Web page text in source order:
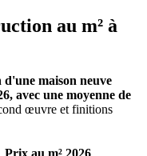
au m² à
maison neuve
avec une moyenne de
œuvre et finitions